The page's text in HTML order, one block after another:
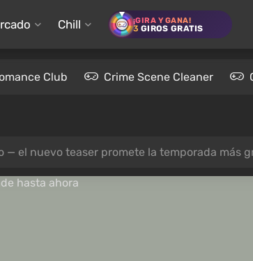
Chill ¡GIRA Y GANA!
3 GIROS GRATIS
Club Crime Scene Cleaner
— el nuevo teaser promete la temporada más